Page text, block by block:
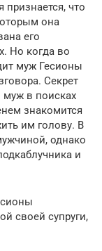
что
она
его
Но когда во
муж Гесионы
Секрет
в поисках
знакомится
им голову. В
однако
и
своей супруги,